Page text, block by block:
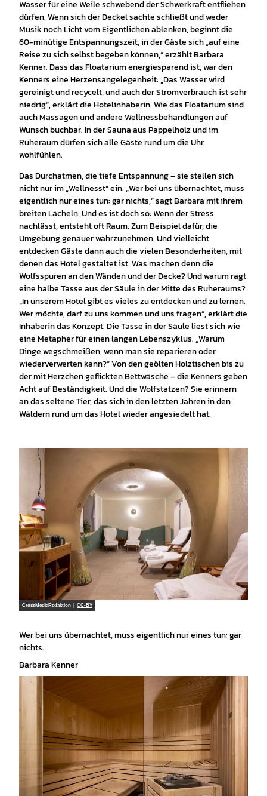
Wasser für eine Weile schwebend der Schwerkraft entfliehen
dürfen. Wenn sich der Deckel sachte schließt und weder
Musik noch Licht vom Eigentlichen ablenken, beginnt die
60-minütige Entspannungszeit, in der Gäste sich „auf eine
Reise zu sich selbst begeben können,“ erzählt Barbara
Kenner. Dass das Floatarium energiesparend ist, war den
Kenners eine Herzensangelegenheit: „Das Wasser wird
gereinigt und recycelt, und auch der Stromverbrauch ist sehr
niedrig“, erklärt die Hotelinhaberin. Wie das Floatarium sind
auch Massagen und andere Wellnessbehandlungen auf
Wunsch buchbar. In der Sauna aus Pappelholz und im
Ruheraum dürfen sich alle Gäste rund um die Uhr
wohlfühlen.
Das Durchatmen, die tiefe Entspannung – sie stellen sich
nicht nur im „Wellnesst“ ein. „Wer bei uns übernachtet, muss
eigentlich nur eines tun: gar nichts,“ sagt Barbara mit ihrem
breiten Lächeln. Und es ist doch so: Wenn der Stress
nachlässt, entsteht oft Raum. Zum Beispiel dafür, die
Umgebung genauer wahrzunehmen. Und vielleicht
entdecken Gäste dann auch die vielen Besonderheiten, mit
denen das Hotel gestaltet ist. Was machen denn die
Wolfsspuren an den Wänden und der Decke? Und warum ragt
eine halbe Tasse aus der Säule in der Mitte des Ruheraums?
„In unserem Hotel gibt es vieles zu entdecken und zu lernen.
Wer möchte, darf zu uns kommen und uns fragen“, erklärt die
Inhaberin das Konzept. Die Tasse in der Säule liest sich wie
eine Metapher für einen langen Lebenszyklus. „Warum
Dinge wegschmeißen, wenn man sie reparieren oder
wiederverwerten kann?“ Von den geölten Holztischen bis zu
der mit Herzchen geflickten Bettwäsche – die Kenners geben
Acht auf Beständigkeit. Und die Wolfstatzen? Sie erinnern
an das seltene Tier, das sich in den letzten Jahren in den
Wäldern rund um das Hotel wieder angesiedelt hat.
CrossMediaRedaktion | CC-BY
Wer bei uns übernachtet, muss eigentlich nur eines tun: gar
nichts.
Barbara Kenner